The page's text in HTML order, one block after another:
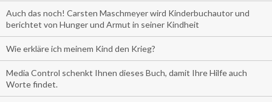
Auch das noch! Carsten Maschmeyer wird Kinderbuchautor und
berichtet von Hunger und Armut in seiner Kindheit
Wie erkläre ich meinem Kind den Krieg?
Media Control schenkt Ihnen dieses Buch, damit Ihre Hilfe auch
Worte findet.